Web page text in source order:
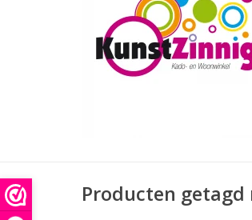
Producten